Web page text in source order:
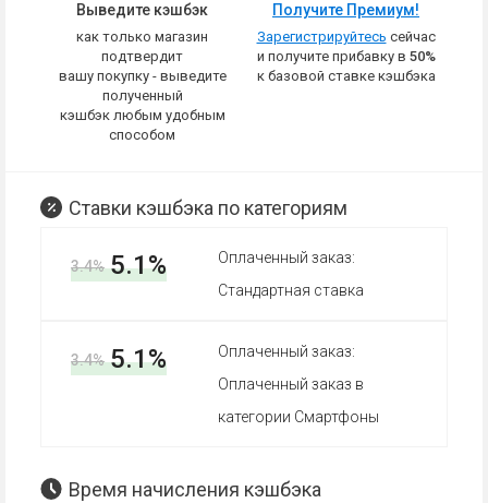
Выведите кэшбэк
как только магазин
подтвердит
вашу покупку - выведите
полученный
кэшбэк любым удобным
способом
Получите Премиум!
Зарегистрируйтесь сейчас
и получите прибавку в 50%
к базовой ставке кэшбэка
Ставки кэшбэка по категориям
3.4% 5.1%
Оплаченный заказ:
Стандартная ставка
3.4% 5.1%
Оплаченный заказ:
Оплаченный заказ в
категории Смартфоны
Время начисления кэшбэка